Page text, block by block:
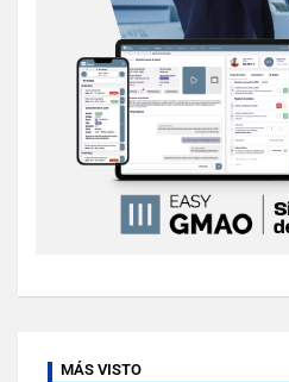
MÁS VISTO